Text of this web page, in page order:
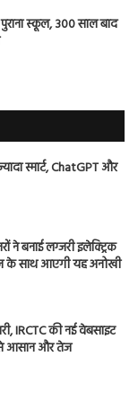
स्कूल, 300 साल बाद
स्मार्ट, ChatGPT और
ने बनाई लग्जरी इलेक्ट्रिक
के साथ आएगी यह अनोखी
IRCTC की नई वेबसाइट
आसान और तेज